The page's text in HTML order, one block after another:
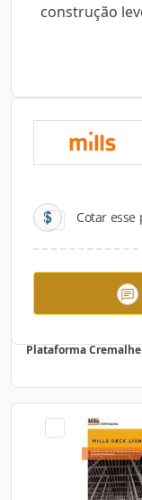
construção
Cotar
Plataforma